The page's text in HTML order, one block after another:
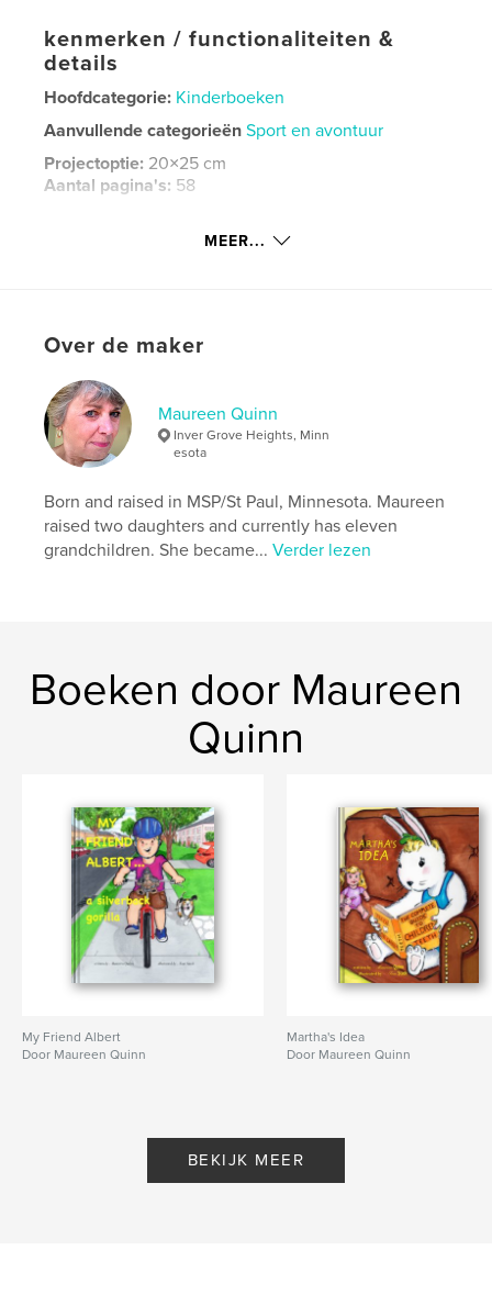
kenmerken / functionaliteiten &
details
Hoofdcategorie: Kinderboeken
Aanvullende categorieën Sport en avontuur
Projectoptie: 20×25 cm
Aantal pagina's: 58
Hardcover, ImageWrap: 9798240689833
Trefwoorden
MEER...
Over de maker
Maureen Quinn
Inver Grove Heights, Minn
esota
Born and raised in MSP/St Paul, Minnesota. Maureen
raised two daughters and currently has eleven
grandchildren. She became...Verder lezen
Boeken door Maureen
Quinn
My Friend Albert
Door Maureen Quinn
Martha's Idea
Door Maureen Quinn
BEKIJK MEER